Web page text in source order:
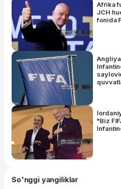
Afrika
JCH
fonida
"Biz
So'nggi yangiliklar